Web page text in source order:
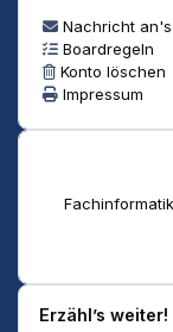
Nachricht an's
Boardregeln
Konto löschen
Impressum
Erzähl’s weiter!